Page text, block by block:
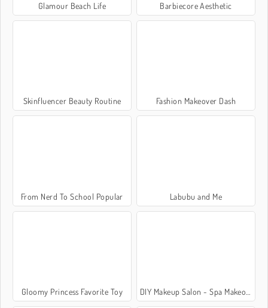
Glamour Beach Life Barbiecore Aesthetic
Skinfluencer Beauty Routine Fashion Makeover Dash
From Nerd To School Popular Labubu and Me
Gloomy Princess Favorite Toy DIY Makeup Salon - Spa Makeover Studio